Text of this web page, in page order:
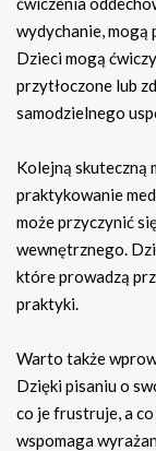
wydychanie, mogą
Dzieci mogą
przytłoczone lub
samodzielnego
Kolejną skuteczną
praktykowanie
może przyczynić
wewnętrznego.
które prowadzą
praktyki.
Warto także
Dzięki pisaniu o
co je frustruje, a
wspomaga